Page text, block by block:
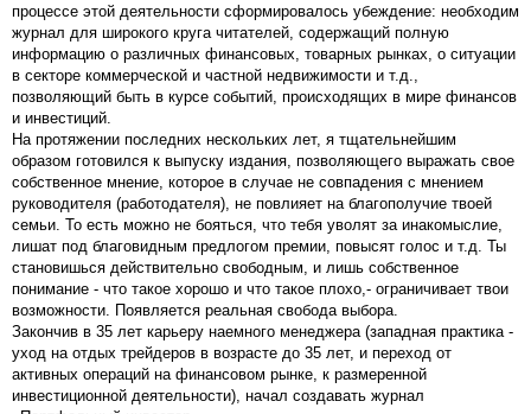
процессе этой деятельности сформировалось убеждение: необходим
журнал для широкого круга читателей, содержащий полную
информацию о различных финансовых, товарных рынках, о ситуации
в секторе коммерческой и частной недвижимости и т.д.,
позволяющий быть в курсе событий, происходящих в мире финансов
и инвестиций.
На протяжении последних нескольких лет, я тщательнейшим
образом готовился к выпуску издания, позволяющего выражать свое
собственное мнение, которое в случае не совпадения с мнением
руководителя (работодателя), не повлияет на благополучие твоей
семьи. То есть можно не бояться, что тебя уволят за инакомыслие,
лишат под благовидным предлогом премии, повысят голос и т.д. Ты
становишься действительно свободным, и лишь собственное
понимание - что такое хорошо и что такое плохо,- ограничивает твои
возможности. Появляется реальная свобода выбора.
Закончив в 35 лет карьеру наемного менеджера (западная практика -
уход на отдых трейдеров в возрасте до 35 лет, и переход от
активных операций на финансовом рынке, к размеренной
инвестиционной деятельности), начал создавать журнал